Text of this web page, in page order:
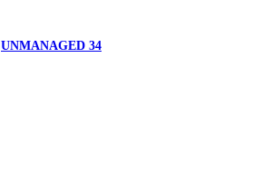
UNMANAGED 34